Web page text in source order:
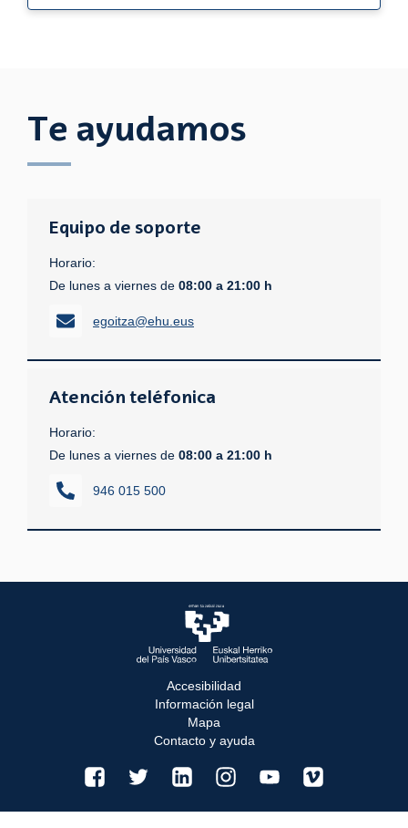
Te ayudamos
Equipo de soporte
Horario:
De lunes a viernes de 08:00 a 21:00 h
egoitza@ehu.eus
Atención teléfonica
Horario:
De lunes a viernes de 08:00 a 21:00 h
946 015 500
Accesibilidad
Información legal
Mapa
Contacto y ayuda
facebook twitter linkedin instagramyoutube